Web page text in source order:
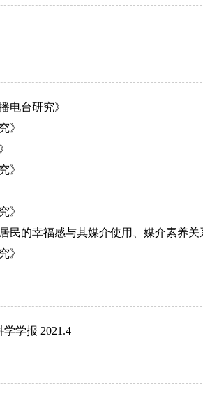
电台研究》
》
》
》
的幸福感与其媒介使用、媒介素养关
》
学学报 2021.4